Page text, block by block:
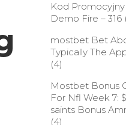
Kod
Demo Fire – 316
‎mostbet Bet
Typically The
(4)
Mostbet Bonus
For Nfl Week 7:
saints Bonus
(4)